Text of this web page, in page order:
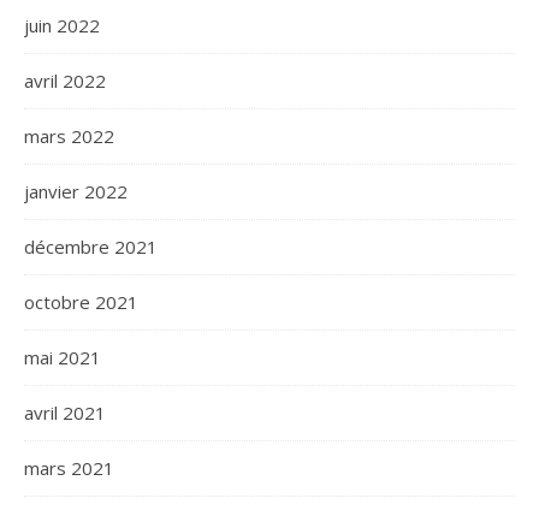
juin 2022
avril 2022
mars 2022
janvier 2022
décembre 2021
octobre 2021
mai 2021
avril 2021
mars 2021